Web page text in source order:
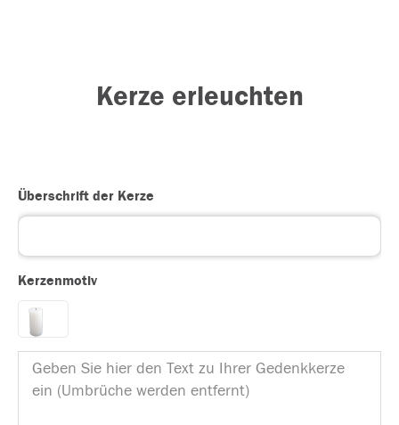
Kerze erleuchten
Überschrift der Kerze
Kerzenmotiv